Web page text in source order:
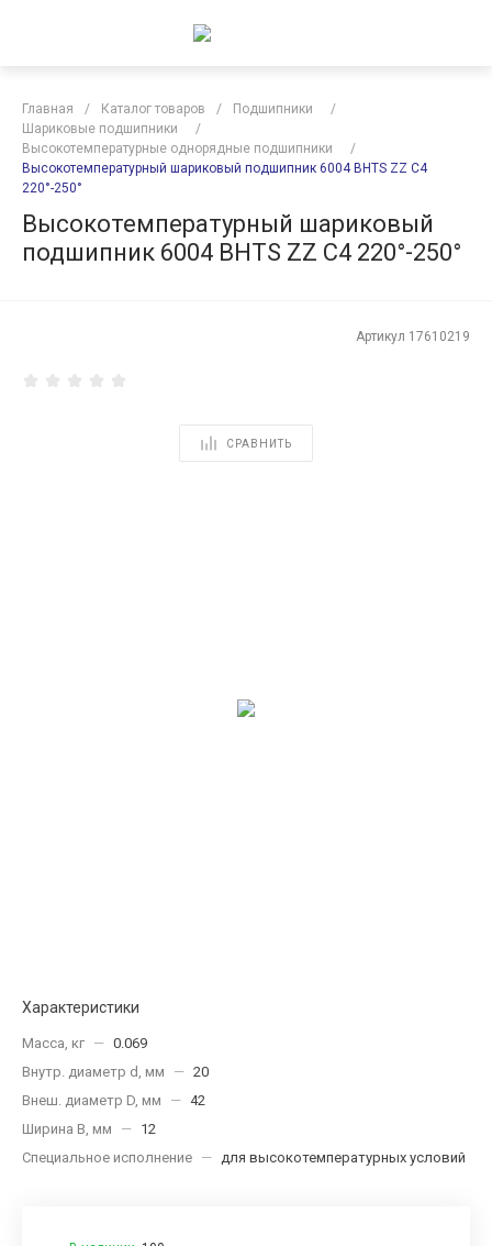
Главная / Каталог товаров / Подшипники
/
Шариковые подшипники
/
Высокотемпературные однорядные подшипники
/
Высокотемпературный шариковый подшипник 6004 BHTS ZZ C4
220°-250°
Высокотемпературный шариковый
подшипник 6004 BHTS ZZ C4 220°-250°
Артикул 17610219
СРАВНИТЬ
Характеристики
Масса, кг — 0.069
Внутр. диаметр d, мм
— 20
Внеш. диаметр D, мм
— 42
Ширина B, мм
— 12
Специальное исполнение — для высокотемпературных условий